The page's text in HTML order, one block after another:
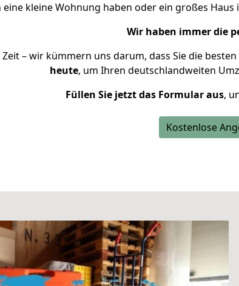
eine kleine Wohnung haben oder ein großes
Wir haben immer die
Zeit – wir kümmern uns darum, dass Sie die
heute, um Ihren deutschlandweiten
Füllen Sie jetzt das Formular aus,
Kostenlose